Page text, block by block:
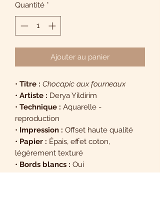
Quantité *
Ajouter au panier
• Titre : Chocapic aux fourneaux
• Artiste : Derya Yildirim
• Technique : Aquarelle -
reproduction
• Impression : Offset haute qualité
• Papier : Épais, effet coton,
légèrement texturé
• Bords blancs : Oui